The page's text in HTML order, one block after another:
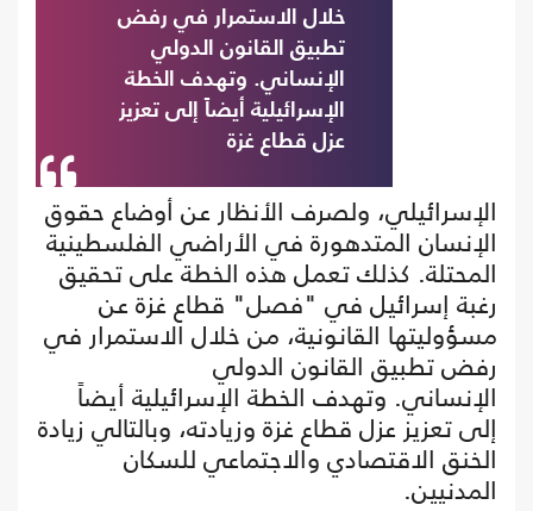
خلال الاستمرار في رفض
تطبيق القانون الدولي
الإنساني. وتهدف الخطة
الإسرائيلية أيضاً إلى تعزيز
عزل قطاع غزة
الإسرائيلي، ولصرف الأنظار عن أوضاع حقوق
الإنسان المتدهورة في الأراضي الفلسطينية
المحتلة. كذلك تعمل هذه الخطة على تحقيق
رغبة إسرائيل في "فصل" قطاع غزة عن
مسؤوليتها القانونية، من خلال الاستمرار في
رفض تطبيق القانون الدولي
الإنساني. وتهدف الخطة الإسرائيلية أيضاً
إلى تعزيز عزل قطاع غزة وزيادته، وبالتالي زيادة
الخنق الاقتصادي والاجتماعي للسكان
المدنيين.